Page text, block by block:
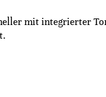
mit integrierter